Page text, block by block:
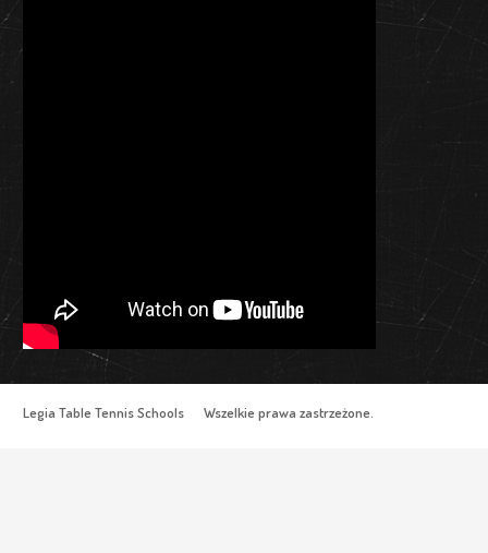
Legia Table Tennis Schools Wszelkie prawa zastrzeżone.